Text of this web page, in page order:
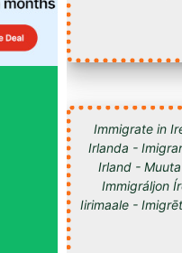
Immigrate in
Irlanda -
Irland -
Immigráljon